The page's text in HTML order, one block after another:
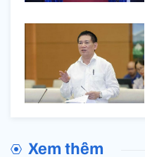
Xem thêm